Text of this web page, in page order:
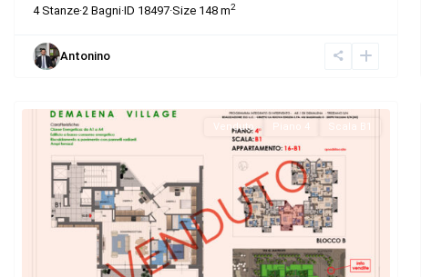
4Stanze·2 Bagni·ID 18497·Size 148 m2
Antonino
Venduto Piano 4 Scala B1